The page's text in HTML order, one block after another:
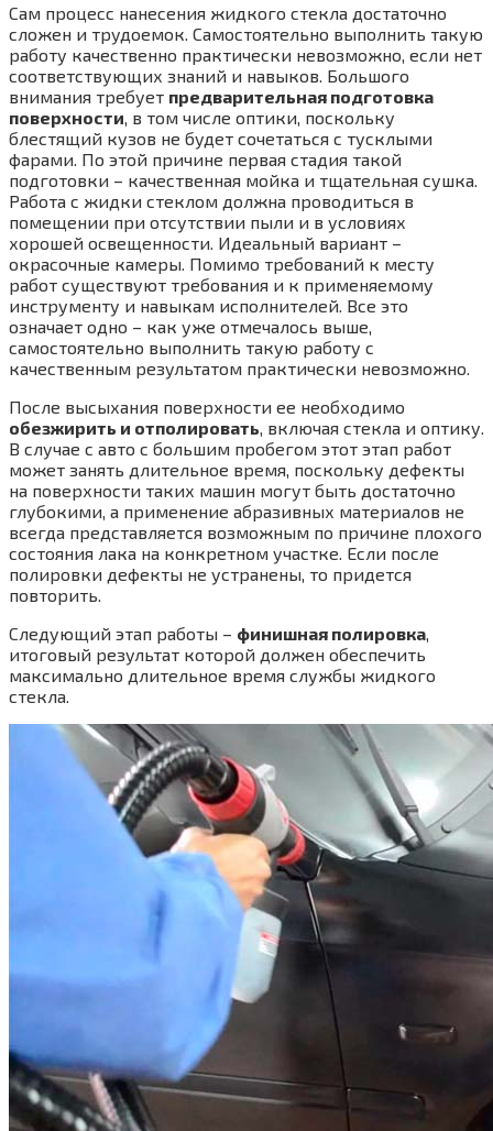
Сам процесс нанесения жидкого стекла достаточно
сложен и трудоемок. Самостоятельно выполнить такую
работу качественно практически невозможно, если нет
соответствующих знаний и навыков. Большого
внимания требует предварительная подготовка
поверхности , в том числе оптики, поскольку
блестящий кузов не будет сочетаться с тусклыми
фарами. По этой причине первая стадия такой
подготовки – качественная мойка и тщательная сушка.
Работа с жидки стеклом должна проводиться в
помещении при отсутствии пыли и в условиях
хорошей освещенности. Идеальный вариант –
окрасочные камеры. Помимо требований к месту
работ существуют требования и к применяемому
инструменту и навыкам исполнителей. Все это
означает одно – как уже отмечалось выше,
самостоятельно выполнить такую работу с
качественным результатом практически невозможно.
После высыхания поверхности ее необходимо
обезжирить и отполировать , включая стекла и оптику.
В случае с авто с большим пробегом этот этап работ
может занять длительное время, поскольку дефекты
на поверхности таких машин могут быть достаточно
глубокими, а применение абразивных материалов не
всегда представляется возможным по причине плохого
состояния лака на конкретном участке. Если после
полировки дефекты не устранены, то придется
повторить.
Следующий этап работы – финишная полировка
итоговый результат которой должен обеспечить
максимально длительное время службы жидкого
стекла.